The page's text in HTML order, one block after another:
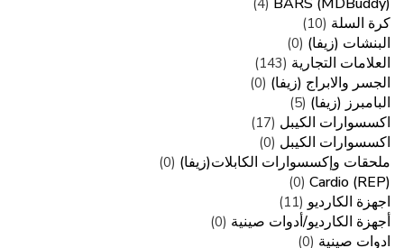
(4)
كرة السلة (10)
البنشات (زيفا) (0)
العلامات التجارية (143)
الجسر والابراج (زيفا) (0)
البامبرز (زيفا) (5)
اكسسوارات الكيبل (17)
اكسسوارات الكيبل (0)
ملحقات وإكسسوارات الكابلات(زيفا) (0)
Cardio (REP)
(0)
اجهزة الكارديو (11)
أجهزة الكارديو/أدوات صينية (0)
ادوات صينية (0)